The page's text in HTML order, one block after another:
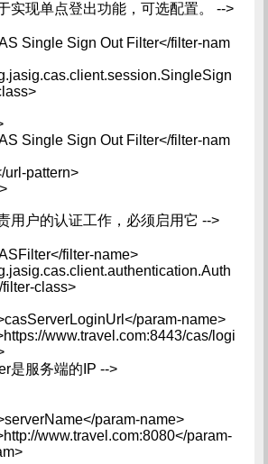
实现单点登出功能，可选配置。 -->
Single Sign Out Filter</filter-nam
Single Sign Out Filter</filter-nam
url-pattern>
用户的认证工作，必须启用它 -->
filter-name>
class>
param-name>
www.travel.com:8443/cas/logi
是服务端的IP -->
param-name>
www.travel.com:8080</param-